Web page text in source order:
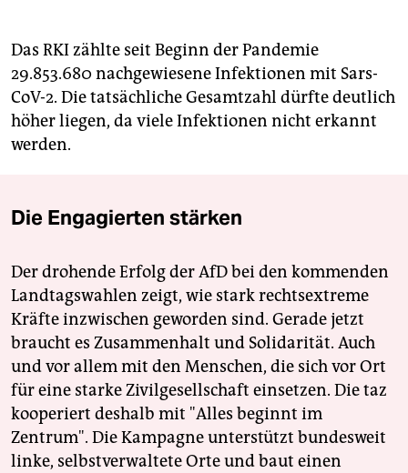
Das RKI zählte seit Beginn der Pandemie
29.853.680 nachgewiesene Infektionen mit Sars-
CoV-2. Die tatsächliche Gesamtzahl dürfte deutlich
höher liegen, da viele Infektionen nicht erkannt
werden.
Die Engagierten stärken
Der drohende Erfolg der AfD bei den kommenden
Landtagswahlen zeigt, wie stark rechtsextreme
Kräfte inzwischen geworden sind. Gerade jetzt
braucht es Zusammenhalt und Solidarität. Auch
und vor allem mit den Menschen, die sich vor Ort
für eine starke Zivilgesellschaft einsetzen. Die taz
kooperiert deshalb mit "Alles beginnt im
Zentrum". Die Kampagne unterstützt bundesweit
linke, selbstverwaltete Orte und baut einen